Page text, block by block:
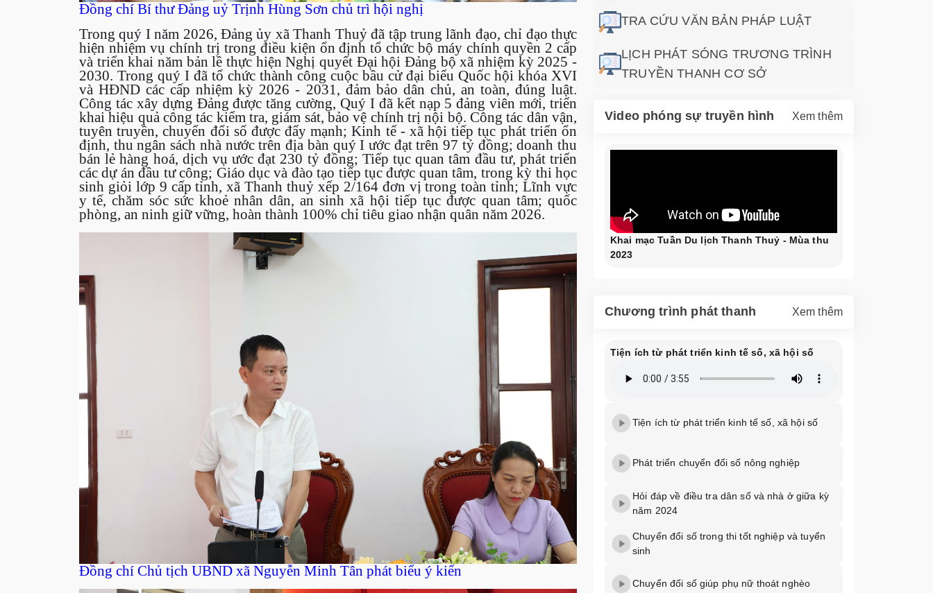
Đồng chí Bí thư Đảng uỷ Trịnh Hùng Sơn chủ trì hội nghị
Trong quý I năm 2026, Đảng ủy xã Thanh Thuỷ đã tập trung lãnh đạo, chỉ đạo thực
hiện nhiệm vụ chính trị trong điều kiện ổn định tổ chức bộ máy chính quyền 2 cấp
và triển khai năm bản lề thực hiện Nghị quyết Đại hội Đảng bộ xã nhiệm kỳ 2025 -
2030. Trong quý I đã tổ chức thành công cuộc bầu cử đại biểu Quốc hội khóa XVI
và HĐND các cấp nhiệm kỳ 2026 - 2031, đảm bảo dân chủ, an toàn, đúng luật.
Công tác xây dựng Đảng được tăng cường, Quý I đã kết nạp 5 đảng viên mới, triển
khai hiệu quả công tác kiểm tra, giám sát, bảo vệ chính trị nội bộ. Công tác dân vận,
tuyên truyền, chuyển đổi số được đẩy mạnh; Kinh tế - xã hội tiếp tục phát triển ổn
định, thu ngân sách nhà nước trên địa bàn quý I ước đạt trên 97 tỷ đồng; doanh thu
bán lẻ hàng hoá, dịch vụ ước đạt 230 tỷ đồng; Tiếp tục quan tâm đầu tư, phát triển
các dự án đầu tư công; Giáo dục và đào tạo tiếp tục được quan tâm, trong kỳ thi học
sinh giỏi lớp 9 cấp tỉnh, xã Thanh thuỷ xếp 2/164 đơn vị trong toàn tỉnh; Lĩnh vực
y tế, chăm sóc sức khoẻ nhân dân, an sinh xã hội tiếp tục được quan tâm; quốc
phòng, an ninh giữ vững, hoàn thành 100% chỉ tiêu giao nhận quân năm 2026.
Đồng chí Chủ tịch UBND xã Nguyễn Minh Tân phát biểu ý kiến
TRA CỨU VĂN BẢN PHÁP LUẬT
LỊCH PHÁT SÓNG TRƯƠNG TRÌNH
TRUYỀN THANH CƠ SỞ
Video phóng sự truyền hình Xem thêm
Khai mạc Tuần Du lịch Thanh Thuỷ - Mùa thu
2023
Chương trình phát thanh Xem thêm
Tiện ích từ phát triển kinh tế số, xã hội số
Tiện ích từ phát triển kinh tế số, xã hội số
Phát triển chuyển đổi số nông nghiệp
Hỏi đáp về điều tra dân số và nhà ở giữa kỳ
năm 2024
Chuyển đổi số trong thi tốt nghiệp và tuyển
sinh
Chuyển đối số giúp phụ nữ thoát nghèo